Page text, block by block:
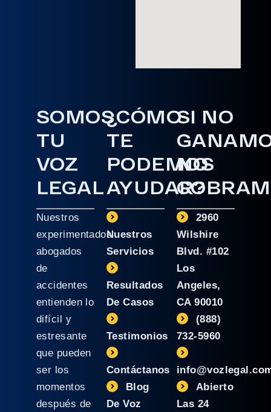
SOMOS
TU
VOZ
LEGAL
Nuestros
experimentados
abogados
de
accidentes
entienden lo
difícil y
estresante
que pueden
ser los
momentos
después de
¿CÓMO
TE
PODEMOS
AYUDAR?
Nuestros
Servicios
Resultados
De Casos
Testimonios
Contáctanos
Blog
De Voz
SI NO
NO
2960
Wilshire
Blvd. #102
Los
Angeles,
CA 90010
(888)
732-5960
Abierto
Las 24